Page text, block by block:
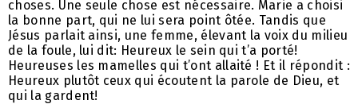
choses. Une seule chose est nécessaire. Marie a choisi
la bonne part, qui ne lui sera point ôtée. Tandis que
Jésus parlait ainsi, une femme, élevant la voix du milieu
de la foule, lui dit: Heureux le sein qui t’a porté!
Heureuses les mamelles qui t’ont allaité ! Et il répondit :
Heureux plutôt ceux qui écoutent la parole de Dieu, et
qui la gardent!